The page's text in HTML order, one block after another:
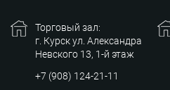
Торговый зал:
г. Курск ул. Александра
Невского 13, 1-й этаж
+7 (908) 124-21-11